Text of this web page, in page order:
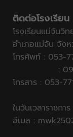
ติดต่อโรงเรียน
โรงเรียนแม่จันวิ
อำเภอแม่จัน จัง
โทรศัพท์ : 053-
: 095-
โทรสาร : 053-
ในวันเวลาราชก
อีเมล :